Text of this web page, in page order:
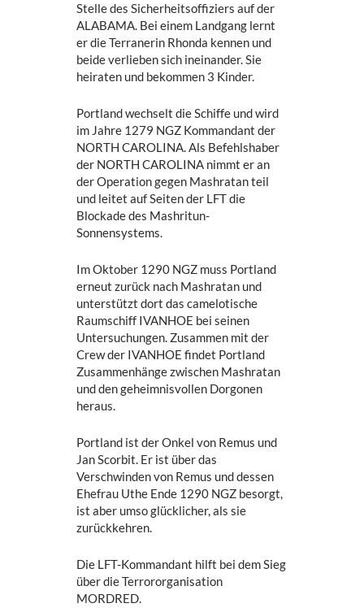
Stelle des Sicherheitsoffiziers auf der
ALABAMA. Bei einem Landgang lernt
er die Terranerin Rhonda kennen und
beide verlieben sich ineinander. Sie
heiraten und bekommen 3 Kinder.
Portland wechselt die Schiffe und wird
im Jahre 1279 NGZ Kommandant der
NORTH CAROLINA. Als Befehlshaber
der NORTH CAROLINA nimmt er an
der Operation gegen Mashratan teil
und leitet auf Seiten der LFT die
Blockade des Mashritun-
Sonnensystems.
Im Oktober 1290 NGZ muss Portland
erneut zurück nach Mashratan und
unterstützt dort das camelotische
Raumschiff IVANHOE bei seinen
Untersuchungen. Zusammen mit der
Crew der IVANHOE findet Portland
Zusammenhänge zwischen Mashratan
und den geheimnisvollen Dorgonen
heraus.
Portland ist der Onkel von Remus und
Jan Scorbit. Er ist über das
Verschwinden von Remus und dessen
Ehefrau Uthe Ende 1290 NGZ besorgt,
ist aber umso glücklicher, als sie
zurückkehren.
Die LFT-Kommandant hilft bei dem Sieg
über die Terrororganisation
MORDRED.